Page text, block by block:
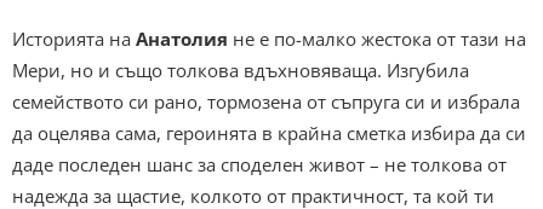
Историята на Анатолия не е по-малко жестока от тази на
Мери, но и също толкова вдъхновяваща. Изгубила
семейството си рано, тормозена от съпруга си и избрала
да оцелява сама, героинята в крайна сметка избира да си
даде последен шанс за споделен живот – не толкова от
надежда за щастие, колкото от практичност, та кой ти